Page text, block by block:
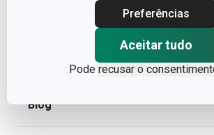
Preferências
Aceitar tudo
Pode recusar o
Proteção de informações pessoais
Livro de Reclamações
Encomendas
Blog